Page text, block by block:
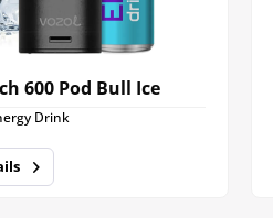
600 Pod Bull Ice
Drink